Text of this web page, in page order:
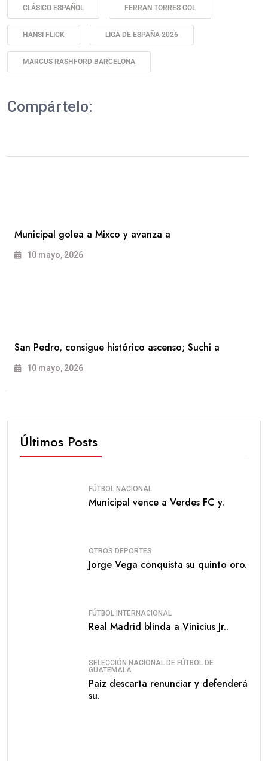
CLÁSICO ESPAÑOL FERRAN TORRES GOL
HANSI FLICK LIGA DE ESPAÑA 2026
MARCUS RASHFORD BARCELONA
Compártelo:
Municipal golea a Mixco y avanza a
10 mayo, 2026
San Pedro, consigue histórico ascenso; Suchi a
10 mayo, 2026
Últimos Posts
FÚTBOL NACIONAL
Municipal vence a Verdes FC y.
OTROS DEPORTES
Jorge Vega conquista su quinto oro.
FÚTBOL INTERNACIONAL
Real Madrid blinda a Vinicius Jr..
SELECCIÓN NACIONAL DE FÚTBOL DE
GUATEMALA
Paiz descarta renunciar y defenderá
su.